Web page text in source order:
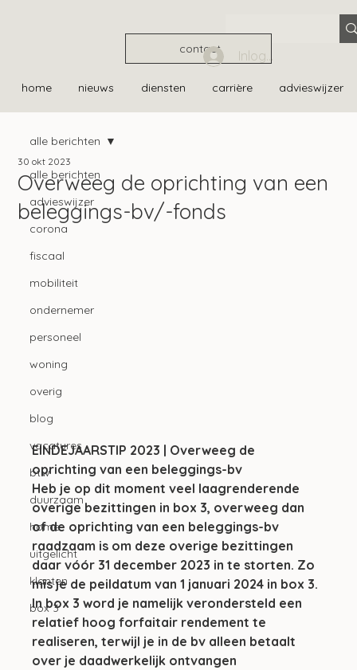
contact
home nieuws diensten carrière advieswijzer
Inloggen
alle berichten
advieswijzer
corona
fiscaal
mobiliteit
ondernemer
personeel
woning
overig
blog
vacatures
btw
duurzaam
home
uitgelicht
klanten
box 3
alle berichten
Overweeg de oprichting van een
beleggings-bv/-fonds
30 okt 2023
EINDEJAARSTIP 2023 | Overweeg de
oprichting van een beleggings-bv
Heb je op dit moment veel laagrenderende
overige bezittingen in box 3, overweeg dan
of de oprichting van een beleggings-bv
raadzaam is om deze overige bezittingen
daar vóór 31 december 2023 in te storten. Zo
mis je de peildatum van 1 januari 2024 in box 3.
In box 3 word je namelijk verondersteld een
relatief hoog forfaitair rendement te
realiseren, terwijl je in de bv alleen betaalt
over je daadwerkelijk ontvangen